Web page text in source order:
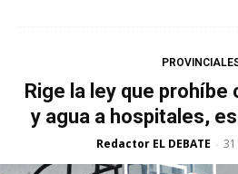
Rige la ley que prohíbe
y agua a hospitales,
Redactor EL DEBATE -